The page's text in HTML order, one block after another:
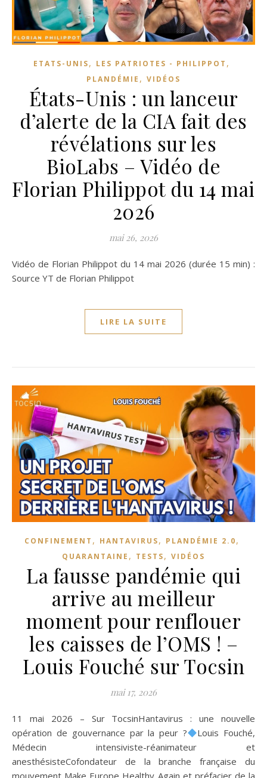
ETATS-UNIS, LES PATRIOTES - PHILIPPOT ,
PLANDÉMIE , VIDÉOS
États-Unis : un lanceur
d’alerte de la CIA fait des
révélations sur les
BioLabs – Vidéo de
Florian Philippot du 14 mai
2026
mai 26, 2026
Vidéo de Florian Philippot du 14 mai 2026 (durée 15 min) :
Source YT de Florian Philippot
LIRE LA SUITE
CONFINEMENT , HANTAVIRUS, PLANDÉMIE 2.0,
QUARANTAINE , TESTS, VIDÉOS
La fausse pandémie qui
arrive au meilleur
moment pour renflouer
les caisses de l’OMS ! –
Louis Fouché sur Tocsin
mai 17, 2026
11 mai 2026 – Sur TocsinHantavirus : une nouvelle
opération de gouvernance par la peur ?
Louis Fouché,
Médecin intensiviste-réanimateur et
anesthésisteCofondateur de la branche française du
mouvement Make Europe Healthy Again et préfacier de la